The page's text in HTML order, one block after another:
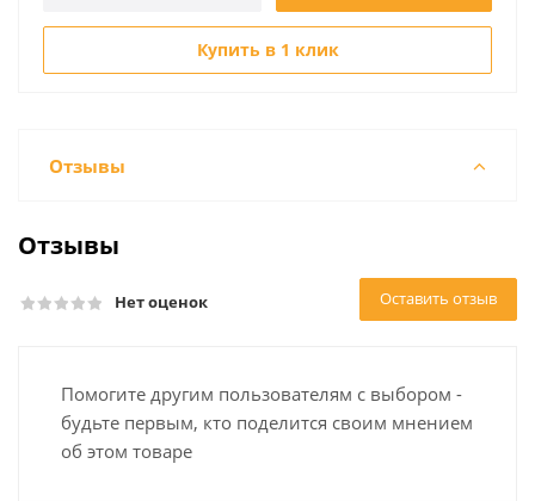
Купить в 1 клик
Отзывы
Отзывы
Нет оценок Оставить отзыв
Помогите другим пользователям с выбором -
будьте первым, кто поделится своим мнением
об этом товаре